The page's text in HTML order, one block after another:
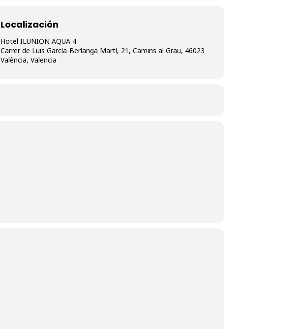
Localización
Hotel ILUNION AQUA 4
Carrer de Luis García-Berlanga Martí, 21, Camins al Grau, 46023
València, Valencia